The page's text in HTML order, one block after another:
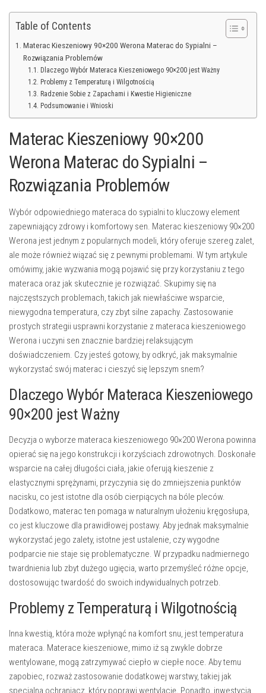
Table of Contents
Materac Kieszeniowy 90×200 Werona Materac do Sypialni –
Rozwiązania Problemów
Dlaczego Wybór Materaca Kieszeniowego 90×200 jest Ważny
Problemy z Temperaturą i Wilgotnością
Radzenie Sobie z Zapachami i Kwestie Higieniczne
Podsumowanie i Wnioski
Materac Kieszeniowy 90×200
Werona Materac do Sypialni –
Rozwiązania Problemów
Wybór odpowiedniego materaca do sypialni to kluczowy element
zapewniający zdrowy i komfortowy sen. Materac kieszeniowy 90×200
Werona jest jednym z popularnych modeli, który oferuje szereg zalet,
ale może również wiązać się z pewnymi problemami. W tym artykule
omówimy, jakie wyzwania mogą pojawić się przy korzystaniu z tego
materaca oraz jak skutecznie je rozwiązać. Skupimy się na
najczęstszych problemach, takich jak niewłaściwe wsparcie,
niewygodna temperatura, czy zbyt silne zapachy. Zastosowanie
prostych strategii usprawni korzystanie z materaca kieszeniowego
Werona i uczyni sen znacznie bardziej relaksującym
doświadczeniem. Czy jesteś gotowy, by odkryć, jak maksymalnie
wykorzystać swój materac i cieszyć się lepszym snem?
Dlaczego Wybór Materaca Kieszeniowego
90×200 jest Ważny
Decyzja o wyborze materaca kieszeniowego 90×200 Werona powinna
opierać się na jego konstrukcji i korzyściach zdrowotnych. Doskonałe
wsparcie na całej długości ciała, jakie oferują kieszenie z
elastycznymi sprężynami, przyczynia się do zmniejszenia punktów
nacisku, co jest istotne dla osób cierpiących na bóle pleców.
Dodatkowo, materac ten pomaga w naturalnym ułożeniu kręgosłupa,
co jest kluczowe dla prawidłowej postawy. Aby jednak maksymalnie
wykorzystać jego zalety, istotne jest ustalenie, czy wygodne
podparcie nie staje się problematyczne. W przypadku nadmiernego
twardnienia lub zbyt dużego ugięcia, warto przemyśleć różne opcje,
dostosowując twardość do swoich indywidualnych potrzeb.
Problemy z Temperaturą i Wilgotnością
Inna kwestią, która może wpłynąć na komfort snu, jest temperatura
materaca. Materace kieszeniowe, mimo iż są zwykle dobrze
wentylowane, mogą zatrzymywać ciepło w ciepłe noce. Aby temu
zapobiec, rozważ zastosowanie dodatkowej warstwy, takiej jak
specjalna ochraniacz, który poprawi wentylację. Ponadto, inwestycja